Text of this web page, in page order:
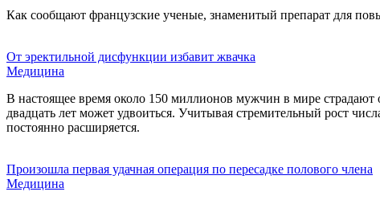
Как сообщают французские ученые, знаменитый препарат для
От эректильной дисфункции избавит жвачка
Медицина
В настоящее время около 150 миллионов мужчин в мире
двадцать лет может удвоиться. Учитывая стремительный рост
постоянно расширяется.
Произошла первая удачная операция по пересадке полового члена
Медицина